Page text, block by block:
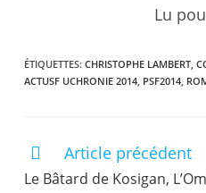
Lu
ÉTIQUETTES:CHRISTOPHE LAMBERT,
ACTUSF UCHRONIE 2014, PSF2014,
Article précédent
Le Bâtard de Kosigan,